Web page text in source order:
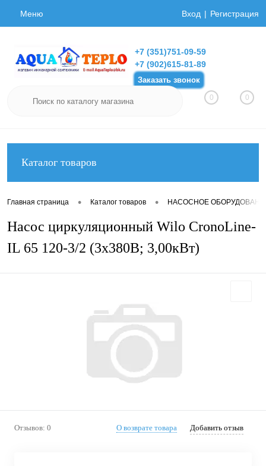
Меню Вход Регистрация
+7 (351)751-09-59
+7 (902)615-81-89
Заказать звонок
0 0
Каталог товаров
Главная страница • Каталог товаров • НАСОСНОЕ
Насос циркуляционный Wilo CronoLine-
IL 65 120-3/2 (3х380В; 3,00кВт)
Отзывов: 0 О возврате товара Добавить отзыв